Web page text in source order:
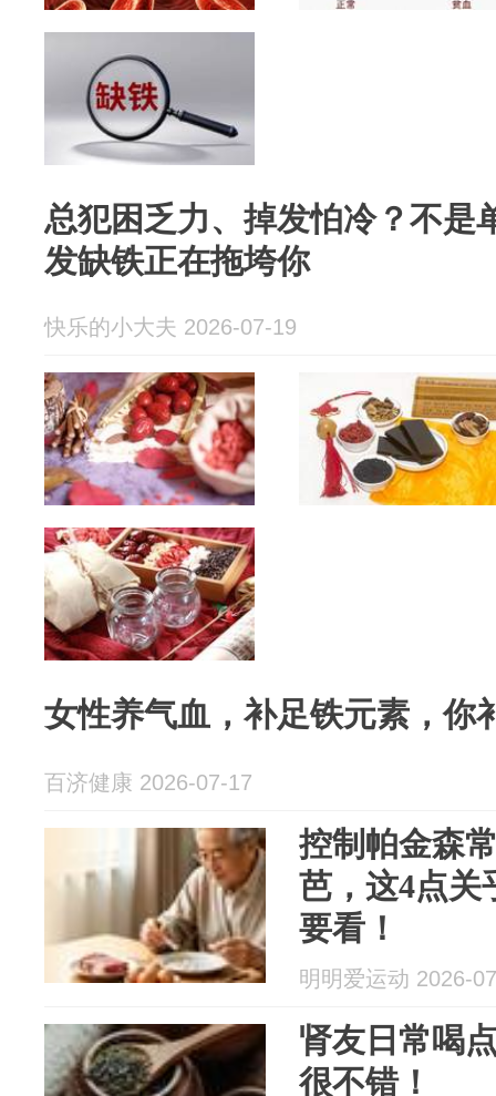
总犯困乏力、掉发怕冷？不是
发缺铁正在拖垮你
快乐的小大夫 2026-07-19
女性养气血，补足铁元素，你
百济健康 2026-07-17
控制帕金森
芭，这4点关
要看！
明明爱运动 2026-
肾友日常喝
很不错！